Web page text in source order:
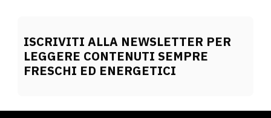
ISCRIVITI ALLA NEWSLETTER PER
LEGGERE CONTENUTI SEMPRE
FRESCHI ED ENERGETICI